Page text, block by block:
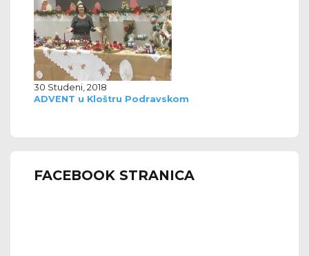
30 Studeni, 2018
ADVENT u Kloštru Podravskom
FACEBOOK STRANICA